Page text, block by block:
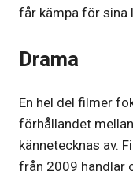
får kämpa för sina
Drama
En hel del filmer
förhållandet
kännetecknas av.
från 2009 handlar